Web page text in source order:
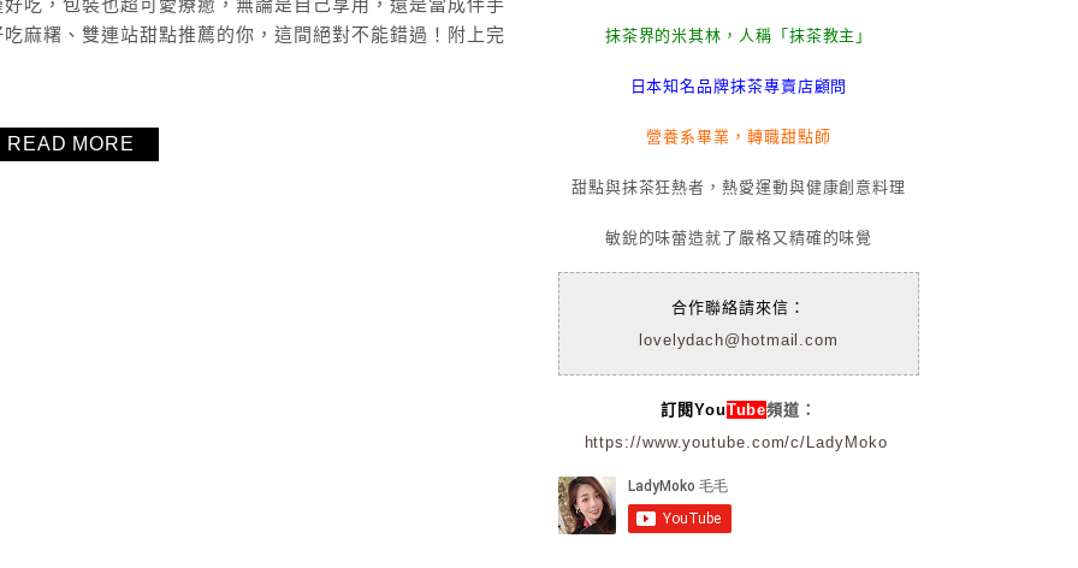
吃，包裝也超可愛療癒，無論是自己享用，還是當成伴手
麻糬、雙連站甜點推薦的你，這間絕對不能錯過！附上完
READ MORE
抹茶界的米其林，人稱「抹茶教主」
日本知名品牌抹茶專賣店顧問
營養系畢業，轉職甜點師
甜點與抹茶狂熱者，熱愛運動與健康創意料理
敏銳的味蕾造就了嚴格又精確的味覺
合作聯絡請來信：
lovelydach@hotmail.com
訂閱YouTube頻道：
https://www.youtube.com/c/LadyMoko